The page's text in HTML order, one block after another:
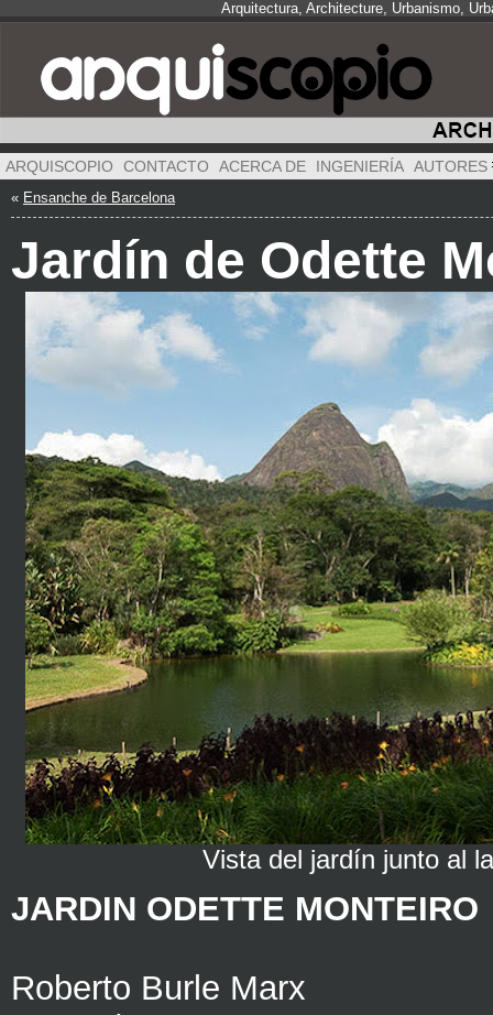
Arquitectura, Architecture, Urbanismo,
ARQUISCOPIO CONTACTO ACERCA DE INGENIERÍA AUTORES
« Ensanche de Barcelona
Jardín de Odette
Vista del jardín junto al
JARDIN ODETTE MONTEIRO
Roberto Burle Marx